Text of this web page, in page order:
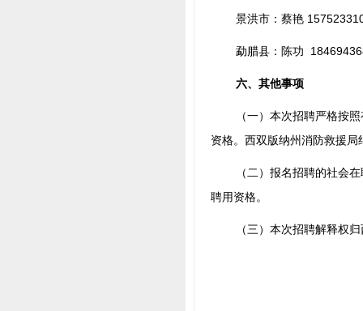
景洪市：蔡艳
勐腊县：陈功
六、其他事项
（一）本次招聘严格按
资格。西双版纳州消防救援
（二）报名招聘的社会
聘用资格。
（三）本次招聘解释权